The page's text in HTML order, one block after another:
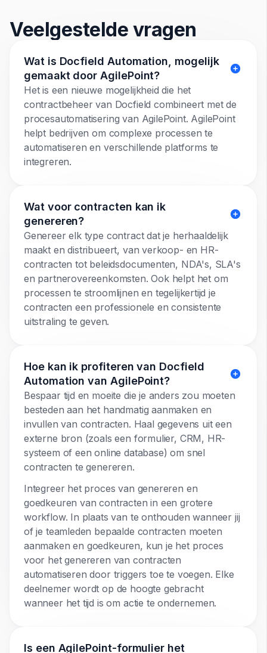
Veelgestelde vragen
Wat is Docfield Automation, mogelijk
gemaakt door AgilePoint?
Het is een nieuwe mogelijkheid die het
contractbeheer van Docfield combineert met de
procesautomatisering van AgilePoint. AgilePoint
helpt bedrijven om complexe processen te
automatiseren en verschillende platforms te
integreren.
Wat voor contracten kan ik
genereren?
Genereer elk type contract dat je herhaaldelijk
maakt en distribueert, van verkoop- en HR-
contracten tot beleidsdocumenten, NDA's, SLA's
en partnerovereenkomsten. Ook helpt het om
processen te stroomlijnen en tegelijkertijd je
contracten een professionele en consistente
uitstraling te geven.
Hoe kan ik profiteren van Docfield
Automation van AgilePoint?
Bespaar tijd en moeite die je anders zou moeten
besteden aan het handmatig aanmaken en
invullen van contracten. Haal gegevens uit een
externe bron (zoals een formulier, CRM, HR-
systeem of een online database) om snel
contracten te genereren.
Integreer het proces van genereren en
goedkeuren van contracten in een grotere
workflow. In plaats van te onthouden wanneer jij
of je teamleden bepaalde contracten moeten
aanmaken en goedkeuren, kun je het proces
voor het genereren van contracten
automatiseren door triggers toe te voegen. Elke
deelnemer wordt op de hoogte gebracht
wanneer het tijd is om actie te ondernemen.
Is een AgilePoint-formulier het